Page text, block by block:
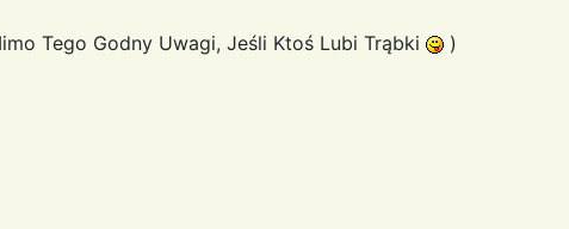
Tego Godny Uwagi, Jeśli Ktoś Lubi Trąbki
)